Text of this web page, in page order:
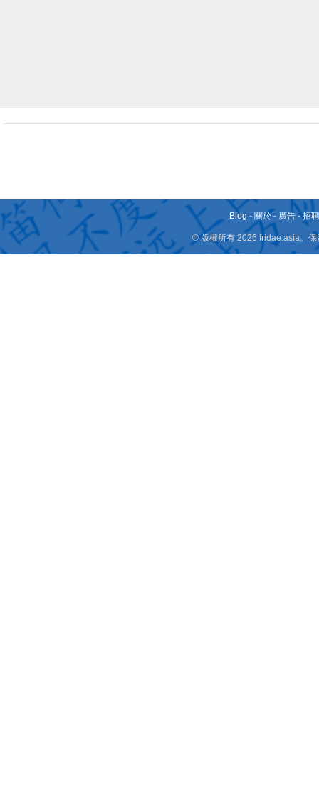
Blog - 關於 - 廣告 -招
© 版權所有 2026 fridae.asia。